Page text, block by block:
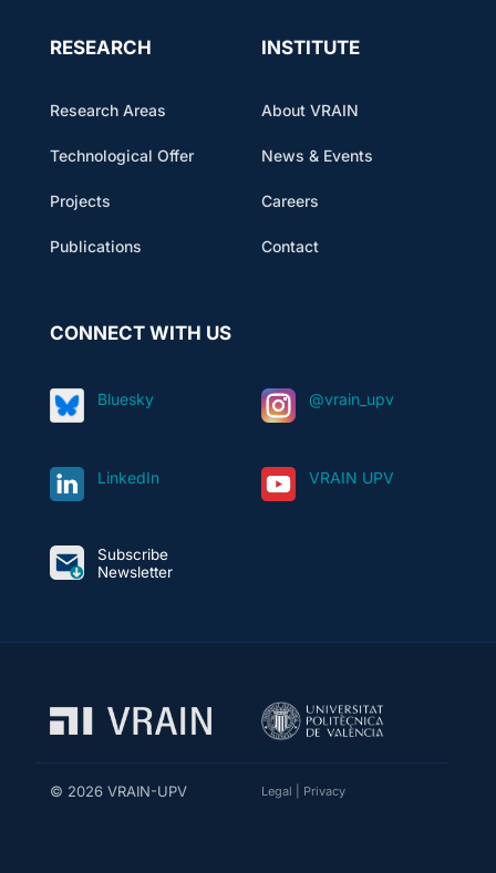
RESEARCH
Research Areas
Technological Offer
Projects
Publications
INSTITUTE
About VRAIN
News & Events
Careers
Contact
CONNECT WITH US
Bluesky @vrain_upv
LinkedIn VRAIN UPV
Subscribe
Newsletter
© 2026 VRAIN-UPV Legal Privacy